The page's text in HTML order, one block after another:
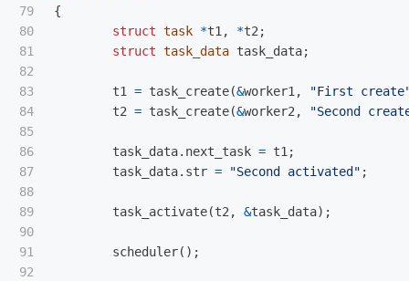
79
80
81
82
83
84
85
86
87
88
89
90
91
92
{
struct task *t1 , *t2 ;
struct task_data task_data;
t1 = task_create(&worker1 ,
"First
t2 = task_create(&worker2 , "Second
task_data. next_task = t1 ;
task_data. str = "Second activated" ;
task_activate(t2 , &task_data);
scheduler();